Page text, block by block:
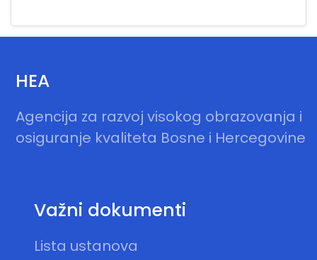
HEA
Agencija za razvoj visokog obrazovanja i
osiguranje kvaliteta Bosne i Hercegovine
Važni dokumenti
Lista ustanova